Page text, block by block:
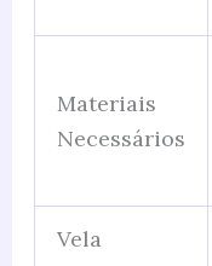
Materiais
Necessários
Vela